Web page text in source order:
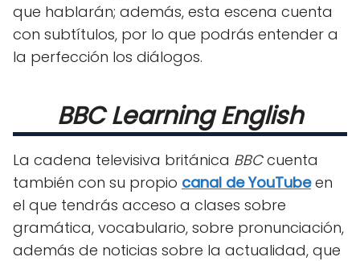
que hablarán; además, esta escena cuenta
con subtítulos, por lo que podrás entender a
la perfección los diálogos.
BBC Learning English
La cadena televisiva británica BBCcuenta
también con su propio canal de YouTubeen
el que tendrás acceso a clases sobre
gramática, vocabulario, sobre pronunciación,
además de noticias sobre la actualidad, que